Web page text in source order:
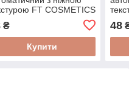
FT COSMETICS
ON EYE LINER CU-
₴
Купити
17
48